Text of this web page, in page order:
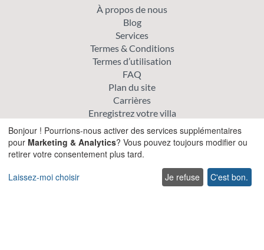
À propos de nous
Blog
Services
Termes & Conditions
Termes d’utilisation
FAQ
Plan du site
Carrières
Enregistrez votre villa
Politique de cookie
Politique de confidentialité
Offre spéciale villas
Bonjour ! Pourrions-nous activer des services supplémentaires
pour Marketing & Analytics? Vous pouvez toujours modifier ou
retirer votre consentement plus tard.
Laissez-moi choisir
Je refuse C'est bon.